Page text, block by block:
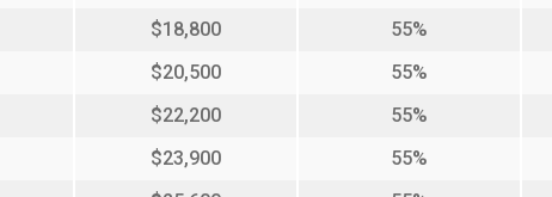
$18,800
$20,500
$22,200
$23,900
55%
55%
55%
55%